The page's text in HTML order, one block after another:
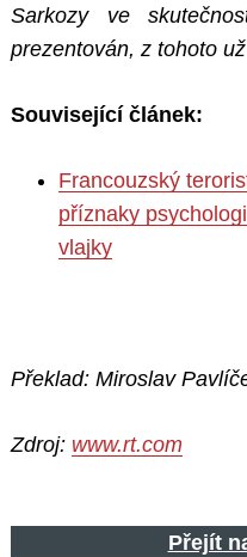
Sarkozy ve
prezentován, z tohoto
Související článek:
Francouzský
příznaky
vlajky
Překlad: Miroslav
Zdroj: www.rt.com
Přejít